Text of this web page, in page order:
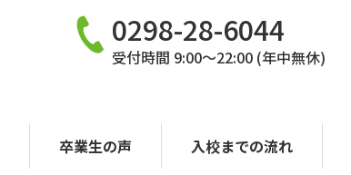
0298-28-6044
受付時間 9:00〜22:00 (年中無休)
卒業生の声 入校までの流れ